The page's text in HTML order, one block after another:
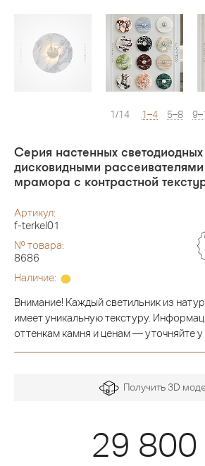
1/14 1–4 5–8
Серия настенных светодиодных
дисковидными рассеивателями
мрамора с контрастной
Артикул:
f-terkel01
№ товара:
8686
Наличие:
Внимание! Каждый светильник из
имеет уникальную текстуру.
оттенкам камня и ценам — уточняйте
Получить 3D
29 800